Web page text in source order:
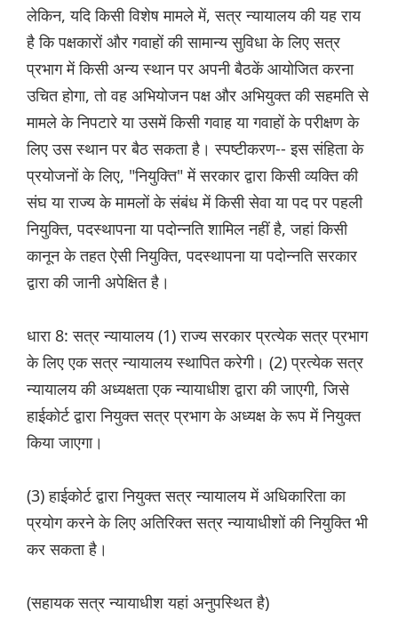
लेकिन, यदि किसी विशेष मामले में, सत्र न्यायालय की यह राय
है कि पक्षकारों और गवाहों की सामान्य सुविधा के लिए सत्र
प्रभाग में किसी अन्य स्थान पर अपनी बैठकें आयोजित करना
उचित होगा, तो वह अभियोजन पक्ष और अभियुक्त की सहमति से
मामले के निपटारे या उसमें किसी गवाह या गवाहों के परीक्षण के
लिए उस स्थान पर बैठ सकता है। स्पष्टीकरण-- इस संहिता के
प्रयोजनों के लिए, "नियुक्ति" में सरकार द्वारा किसी व्यक्ति की
संघ या राज्य के मामलों के संबंध में किसी सेवा या पद पर पहली
नियुक्ति, पदस्थापना या पदोन्नति शामिल नहीं है, जहां किसी
कानून के तहत ऐसी नियुक्ति, पदस्थापना या पदोन्नति सरकार
द्वारा की जानी अपेक्षित है।
धारा 8: सत्र न्यायालय (1) राज्य सरकार प्रत्येक सत्र प्रभाग
के लिए एक सत्र न्यायालय स्थापित करेगी। (2) प्रत्येक सत्र
न्यायालय की अध्यक्षता एक न्यायाधीश द्वारा की जाएगी, जिसे
हाईकोर्ट द्वारा नियुक्त सत्र प्रभाग के अध्यक्ष के रूप में नियुक्त
किया जाएगा।
(3) हाईकोर्ट द्वारा नियुक्त सत्र न्यायालय में अधिकारिता का
प्रयोग करने के लिए अतिरिक्त सत्र न्यायाधीशों की नियुक्ति भी
कर सकता है।
(सहायक सत्र न्यायाधीश यहां अनुपस्थित है)